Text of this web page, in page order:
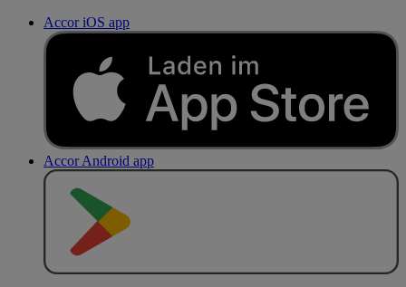
Accor iOS app
Accor Android app